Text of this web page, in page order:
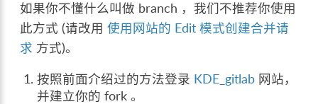
如果你不懂什么叫做 branch ，我们不推荐你使用
此方式 (请改用使用网站的 Edit 模式创建合并请
求 方式)。
按照前面介绍过的方法登录 KDE_gitlab 网站，
并建立你的 fork 。